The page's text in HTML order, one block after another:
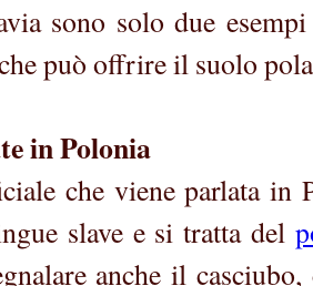
sono solo due
può offrire il suolo
in Polonia
che viene parlata in
slave e si tratta del
anche il